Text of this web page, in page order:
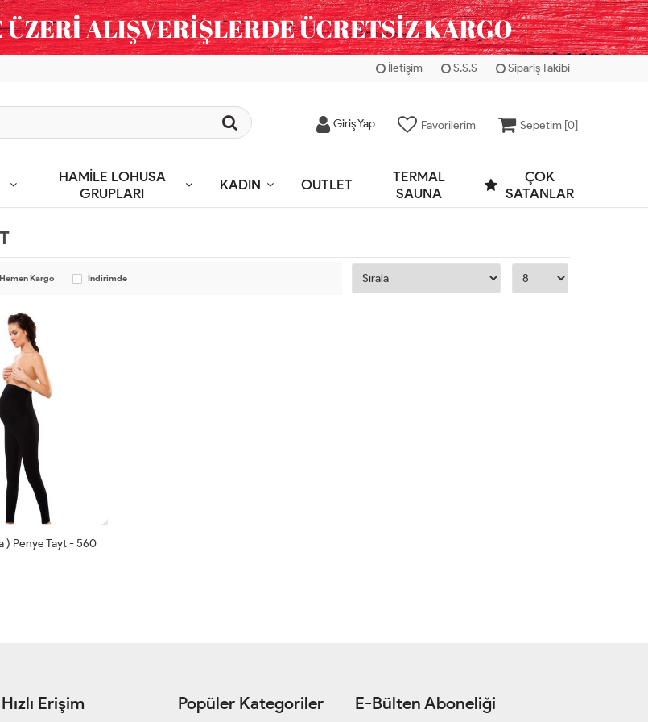
İletişim S.S.S Sipariş Takibi
Giriş Yap Favorilerim Sepetim [0]
HAMİLE LOHUSA
GRUPLARI
KADIN OUTLET
TERMAL
SAUNA
ÇOK
SATANLAR
Hemen Kargo İndirimde
) Penye Tayt - 560
Hızlı Erişim Popüler Kategoriler E-Bülten Aboneliği